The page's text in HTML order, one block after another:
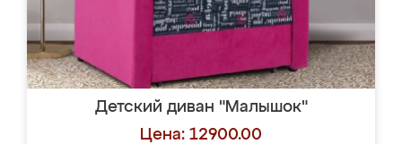
Детский диван "Малышок"
Цена: 12900.00